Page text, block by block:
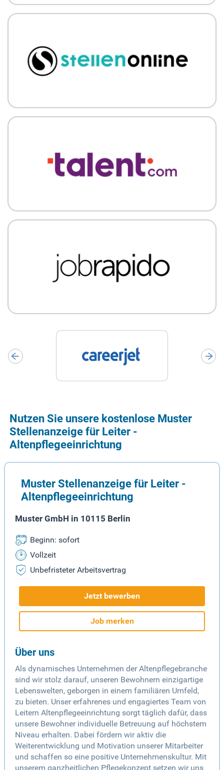
Nutzen Sie unsere kostenlose Muster
Stellenanzeige für Leiter -
Altenpflegeeinrichtung
Muster Stellenanzeige für Leiter -
Altenpflegeeinrichtung
Muster GmbH in 10115 Berlin
Beginn: sofort
Vollzeit
Unbefristeter Arbeitsvertrag
Jetzt bewerben
Job merken
Über uns
Als dynamisches Unternehmen der Altenpflegebranche
sind wir stolz darauf, unseren Bewohnern einzigartige
Lebenswelten, geborgen in einem familiären Umfeld,
zu bieten. Unser erfahrenes und engagiertes Team von
Leitern Altenpflegeeinrichtung sorgt täglich dafür, dass
unsere Bewohner individuelle Betreuung auf höchstem
Niveau erhalten. Dabei fördern wir aktiv die
Weiterentwicklung und Motivation unserer Mitarbeiter
und schaffen so eine positive Unternehmenskultur. Mit
unserem ganzheitlichen Pflegekonzept setzen wir uns